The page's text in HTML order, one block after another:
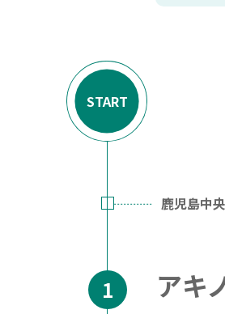
START
鹿児島中
アキ